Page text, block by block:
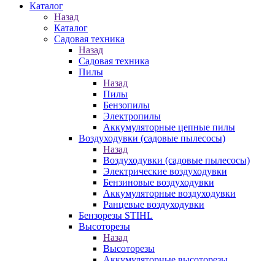
Каталог
Назад
Каталог
Садовая техника
Назад
Садовая техника
Пилы
Назад
Пилы
Бензопилы
Электропилы
Аккумуляторные цепные пилы
Воздуходувки (садовые пылесосы)
Назад
Воздуходувки (садовые пылесосы)
Электрические воздуходувки
Бензиновые воздуходувки
Аккумуляторные воздуходувки
Ранцевые воздуходувки
Бензорезы STIHL
Высоторезы
Назад
Высоторезы